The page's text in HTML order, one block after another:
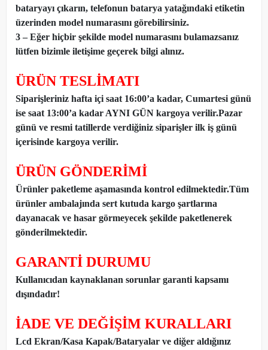
bataryayı çıkarın, telefonun batarya yatağındaki etiketin
üzerinden model numarasını görebilirsiniz.
3 – Eğer hiçbir şekilde model numarasını bulamazsanız
lütfen bizimle iletişime geçerek bilgi alınız.
ÜRÜN TESLİMATI
Siparişleriniz hafta içi saat 16:00’a kadar, Cumartesi günü
ise saat 13:00’a kadar AYNI GÜN kargoya verilir.Pazar
günü ve resmi tatillerde verdiğiniz siparişler ilk iş günü
içerisinde kargoya verilir.
ÜRÜN GÖNDERİMİ
Ürünler paketleme aşamasında kontrol edilmektedir.Tüm
ürünler ambalajında sert kutuda kargo şartlarına
dayanacak ve hasar görmeyecek şekilde paketlenerek
gönderilmektedir.
GARANTİ DURUMU
Kullanıcıdan kaynaklanan sorunlar garanti kapsamı
dışındadır!
İADE VE DEĞİŞİM KURALLARI
Lcd Ekran/Kasa Kapak/Bataryalar ve diğer aldığınız